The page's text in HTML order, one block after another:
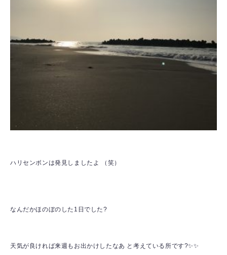
ハリセンボンは発見しましたよ （笑）
なんだかほのぼのした1日でした?
天気が良ければ来週もお出かけしたなあ と考えている所です?✨✨